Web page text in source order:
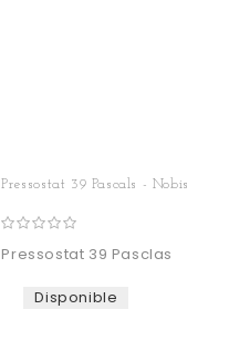
Pressostat 39 Pascals - Nobis
Pressostat 39 Pasclas
Disponible